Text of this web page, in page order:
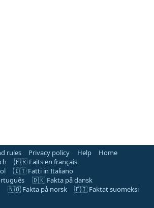
rules Privacy policy Help
Home
🇫🇷 Faits en français
🇮🇹 Fatti in Italiano
🇩🇰 Fakta på dansk
🇳🇴 Fakta på norsk
🇫🇮 Faktat suomeksi